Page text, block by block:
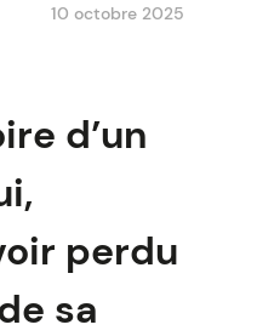
10 octobre 2025
d’un
perdu
sa